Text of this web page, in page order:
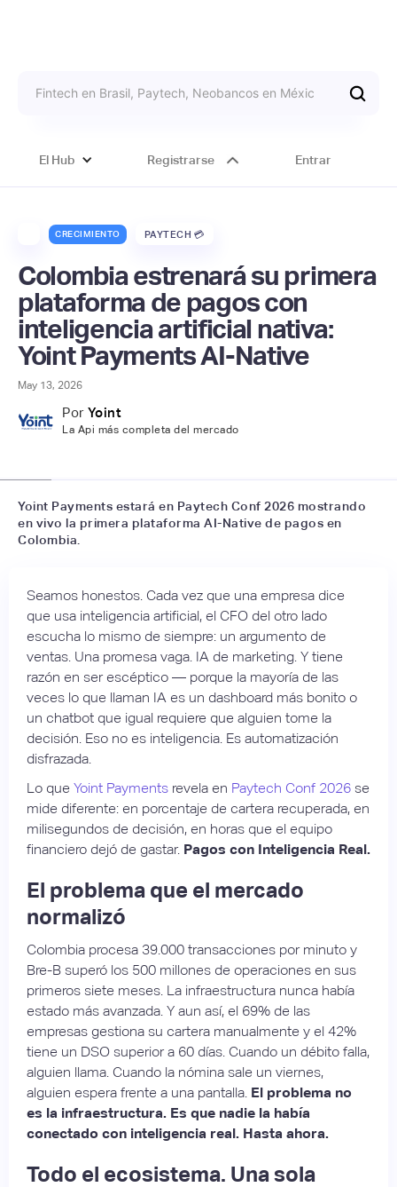
El Hub Registrarse Entrar
CRECIMIENTO PAYTECH 💳
Colombia estrenará su primera
plataforma de pagos con
inteligencia artificial nativa:
Yoint Payments AI-Native
May 13, 2026
Por Yoint
La Api más completa del mercado
Yoint Payments estará en Paytech Conf 2026 mostrando
en vivo la primera plataforma AI-Native de pagos en
Colombia.
Seamos honestos. Cada vez que una empresa dice
que usa inteligencia artificial, el CFO del otro lado
escucha lo mismo de siempre: un argumento de
ventas. Una promesa vaga. IA de marketing. Y tiene
razón en ser escéptico — porque la mayoría de las
veces lo que llaman IA es un dashboard más bonito o
un chatbot que igual requiere que alguien tome la
decisión. Eso no es inteligencia. Es automatización
disfrazada.
Lo que Yoint Payments revela en Paytech Conf 2026 se
mide diferente: en porcentaje de cartera recuperada, en
milisegundos de decisión, en horas que el equipo
financiero dejó de gastar. Pagos con Inteligencia Real.
El problema que el mercado
normalizó
Colombia procesa 39.000 transacciones por minuto y
Bre-B superó los 500 millones de operaciones en sus
primeros siete meses. La infraestructura nunca había
estado más avanzada. Y aun así, el 69% de las
empresas gestiona su cartera manualmente y el 42%
tiene un DSO superior a 60 días. Cuando un débito falla,
alguien llama. Cuando la nómina sale un viernes,
alguien espera frente a una pantalla. El problema no
es la infraestructura. Es que nadie la había
conectado con inteligencia real. Hasta ahora.
Todo el ecosistema. Una sola